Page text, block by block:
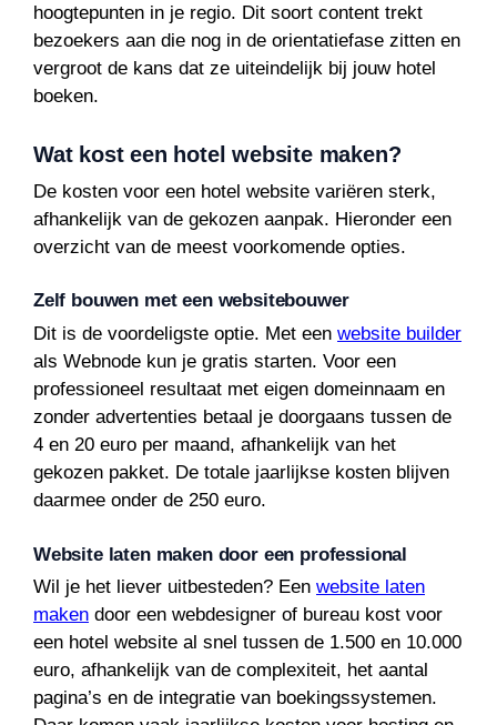
hoogtepunten in je regio. Dit soort content trekt
bezoekers aan die nog in de orientatiefase zitten en
vergroot de kans dat ze uiteindelijk bij jouw hotel
boeken.
Wat kost een hotel website maken?
De kosten voor een hotel website variëren sterk,
afhankelijk van de gekozen aanpak. Hieronder een
overzicht van de meest voorkomende opties.
Zelf bouwen met een websitebouwer
Dit is de voordeligste optie. Met een website builder
als Webnode kun je gratis starten. Voor een
professioneel resultaat met eigen domeinnaam en
zonder advertenties betaal je doorgaans tussen de
4 en 20 euro per maand, afhankelijk van het
gekozen pakket. De totale jaarlijkse kosten blijven
daarmee onder de 250 euro.
Website laten maken door een professional
Wil je het liever uitbesteden? Een website laten
maken door een webdesigner of bureau kost voor
een hotel website al snel tussen de 1.500 en 10.000
euro, afhankelijk van de complexiteit, het aantal
pagina’s en de integratie van boekingssystemen.